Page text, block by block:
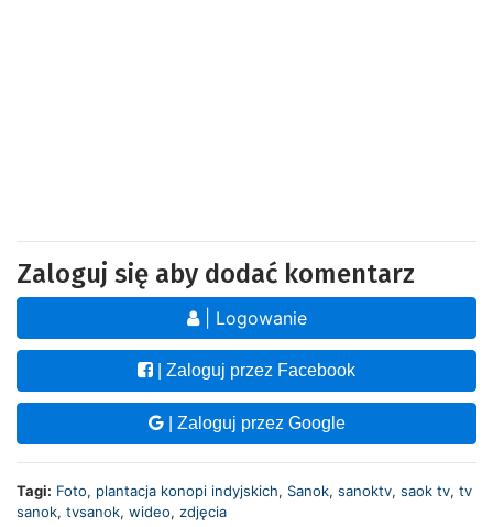
Zaloguj się aby dodać komentarz
| Logowanie
| Zaloguj przez Facebook
| Zaloguj przez Google
Tagi: Foto, plantacja konopi indyjskich, Sanok, sanoktv, saok tv, tv
sanok, tvsanok, wideo, zdjęcia